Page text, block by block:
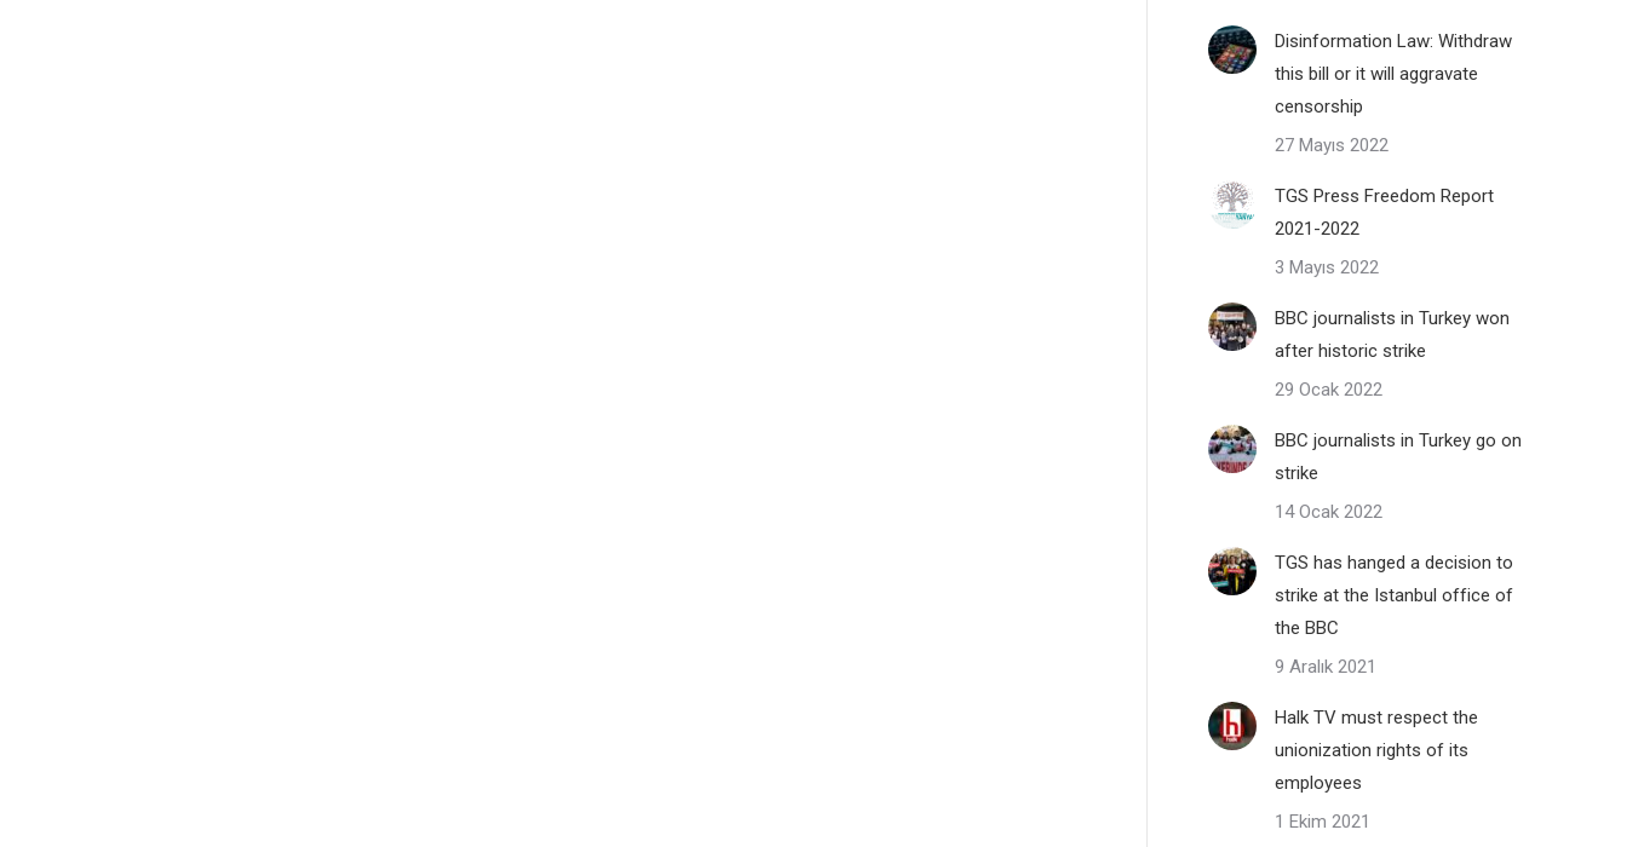
Disinformation Law: Withdraw
this bill or it will aggravate
censorship
27 Mayıs 2022
TGS Press Freedom Report
2021-2022
3 Mayıs 2022
BBC journalists in Turkey won
after historic strike
29 Ocak 2022
BBC journalists in Turkey go on
strike
14 Ocak 2022
TGS has hanged a decision to
strike at the Istanbul office of
the BBC
9 Aralık 2021
Halk TV must respect the
unionization rights of its
employees
1 Ekim 2021